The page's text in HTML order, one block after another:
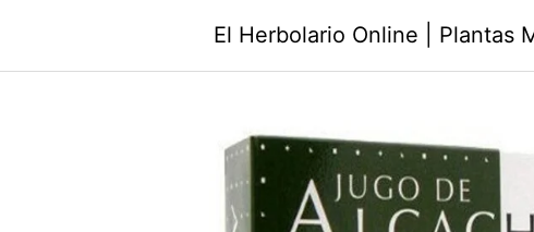
El Herbolario Online | Plantas